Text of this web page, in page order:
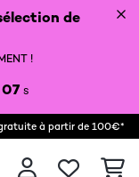
de
!
06 S
à partir de 100€*